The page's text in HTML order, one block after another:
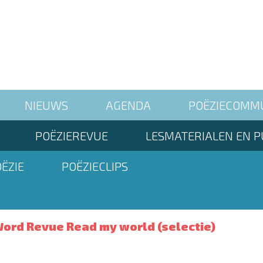
NIEUWS AGENDA
POËZIEREVUE LESMATERIALEN EN
POËZIECLIPS
Revue Read my world (selectie)